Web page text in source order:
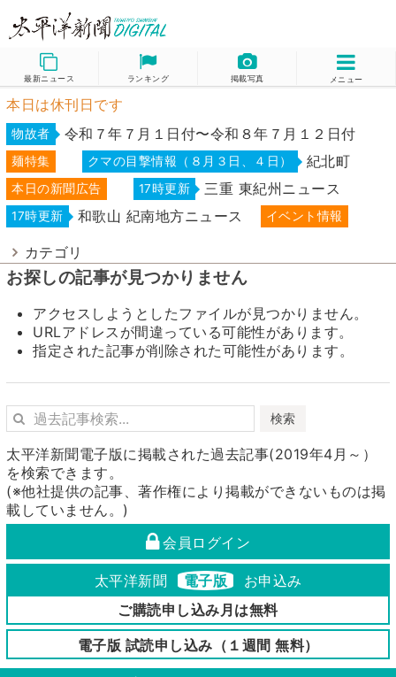
最新ニュース ランキング 掲載写真 メニュー
本日は休刊日です
物故者 令和７年７月１日付〜令和８年７月１２日付
麺特集 クマの目撃情報（８月３日、４日） 紀北町
本日の新聞広告 17時更新 三重 東紀州ニュース
17時更新 和歌山 紀南地方ニュース イベント情報
カテゴリ
お探しの記事が見つかりません
アクセスしようとしたファイルが見つかりません。
URLアドレスが間違っている可能性があります。
指定された記事が削除された可能性があります。
検索
太平洋新聞電子版に掲載された過去記事(2019年4月～）
を検索できます。
(※他社提供の記事、著作権により掲載ができないものは掲
載していません。)
会員ログイン
太平洋新聞 電子版
お申込み
ご購読申し込み月は無料
電子版 試読申し込み（１週間 無料）